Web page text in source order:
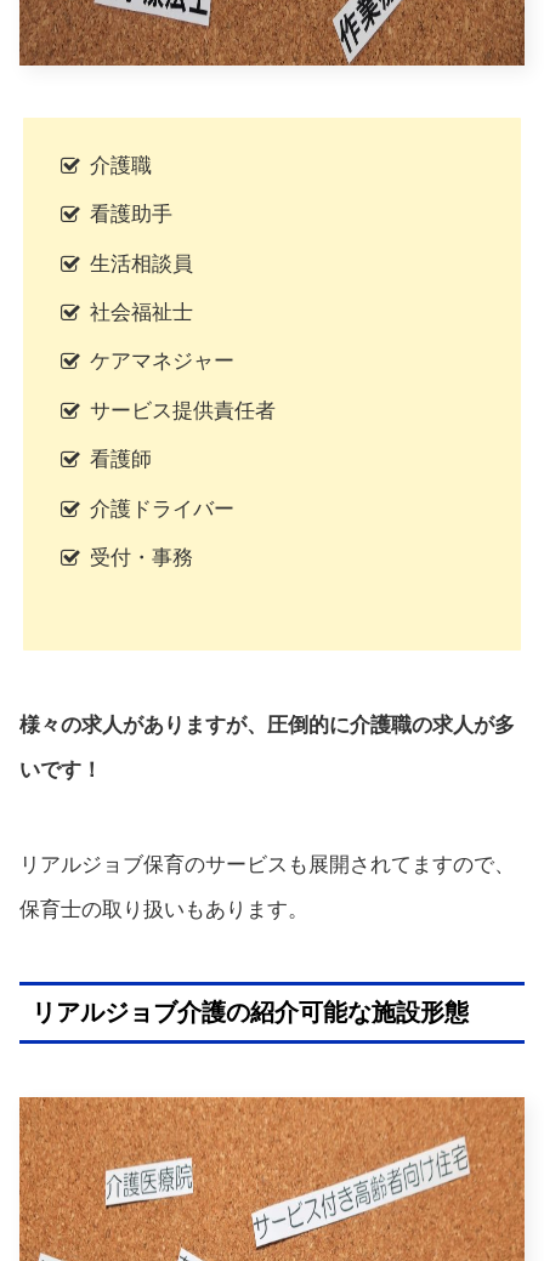
介護職
看護助手
生活相談員
社会福祉士
ケアマネジャー
サービス提供責任者
看護師
介護ドライバー
受付・事務
様々の求人がありますが、圧倒的に介護職の求人が多
いです！
リアルジョブ保育のサービスも展開されてますので、
保育士の取り扱いもあります。
リアルジョブ介護の紹介可能な施設形態